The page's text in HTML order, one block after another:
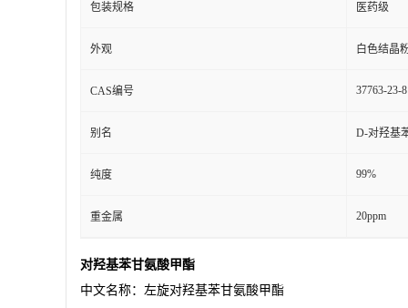
包装规格 医药级
外观 白色结晶
CAS编号 37763-23-8
别名 D-对羟基
纯度 99%
重金属 20ppm
对羟基苯甘氨酸甲酯
中文名称：左旋对羟基苯甘氨酸甲酯